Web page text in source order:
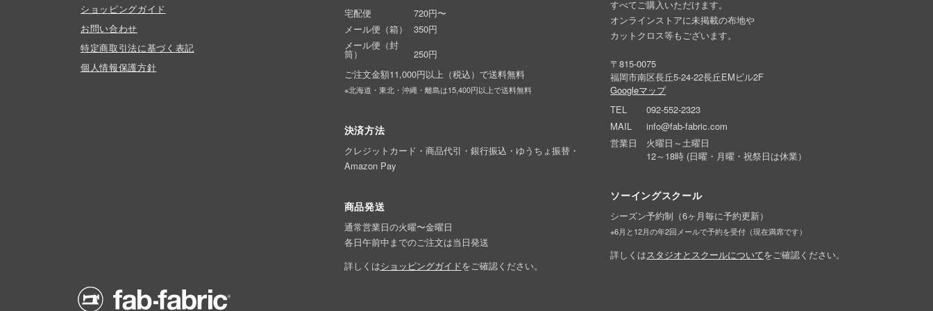
ショッピングガイド
お問い合わせ
特定商取引法に基づく表記
個人情報保護方針
宅配便
720円〜
メール便（箱）
350円
メール便（封
筒）
250円
ご注文金額11,000円以上（税込）で送料無料
※北海道・東北・沖縄・離島は15,400円以上で送料無料
決済方法
クレジットカード・商品代引・銀行振込・ゆうちょ振替・
Amazon Pay
商品発送
通常営業日の火曜〜金曜日
各日午前中までのご注文は当日発送
詳しくはショッピングガイドをご確認ください。
すべてご購入いただけます。
オンラインストアに未掲載の布地や
カットクロス等もございます。
〒815-0075
福岡市南区長丘5-24-22長丘EMビル2F
Googleマップ
TEL
092-552-2323
MAIL
info@fab-fabric.com
営業日
火曜日～土曜日
12～18時 (日曜・月曜・祝祭日は休業）
ソーイングスクール
シーズン予約制（6ヶ月毎に予約更新）
※6月と12月の年2回メールで予約を受付（現在満席です）
詳しくはスタジオとスクールについてをご確認ください。